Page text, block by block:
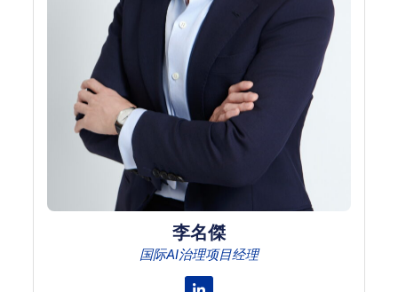
李名傑
国际AI治理项目经理